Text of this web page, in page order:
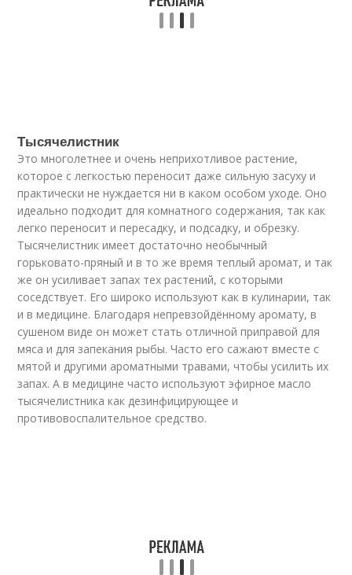
Тысячелистник
Это многолетнее и очень неприхотливое растение,
которое с легкостью переносит даже сильную засуху и
практически не нуждается ни в каком особом уходе. Оно
идеально подходит для комнатного содержания, так как
легко переносит и пересадку, и подсадку, и обрезку.
Тысячелистник имеет достаточно необычный
горьковато-пряный и в то же время теплый аромат, и так
же он усиливает запах тех растений, с которыми
соседствует. Его широко используют как в кулинарии, так
и в медицине. Благодаря непревзойдённому аромату, в
сушеном виде он может стать отличной приправой для
мяса и для запекания рыбы. Часто его сажают вместе с
мятой и другими ароматными травами, чтобы усилить их
запах. А в медицине часто используют эфирное масло
тысячелистника как дезинфицирующее и
противовоспалительное средство.